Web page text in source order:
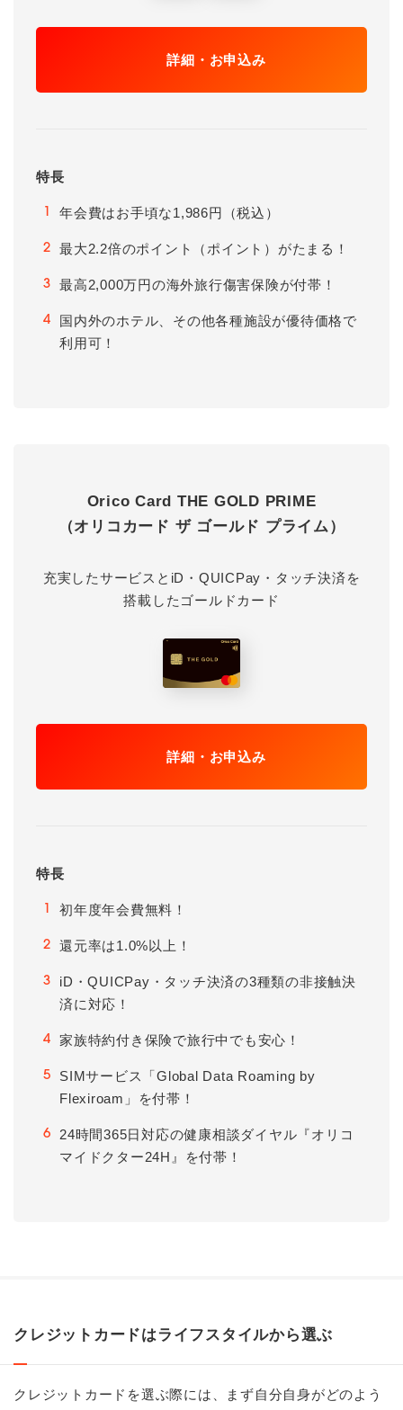
詳細・お申込み
特長
1 年会費はお手頃な1,986円（税込）
2 最大2.2倍のポイント（ポイント）がたまる！
3 最高2,000万円の海外旅行傷害保険が付帯！
4
国内外のホテル、その他各種施設が優待価格で
利用可！
Orico Card THE GOLD PRIME
（オリコカード ザ ゴールド プライム）
充実したサービスとiD・QUICPay・タッチ決済を
搭載したゴールドカード
詳細・お申込み
特長
1 初年度年会費無料！
2 還元率は1.0%以上！
3
iD・QUICPay・タッチ決済の3種類の非接触決
済に対応！
4 家族特約付き保険で旅行中でも安心！
5
SIMサービス「Global Data Roaming by
Flexiroam」を付帯！
6
24時間365日対応の健康相談ダイヤル『オリコ
マイドクター24H』を付帯！
クレジットカードはライフスタイルから選ぶ
クレジットカードを選ぶ際には、まず自分自身がどのよう